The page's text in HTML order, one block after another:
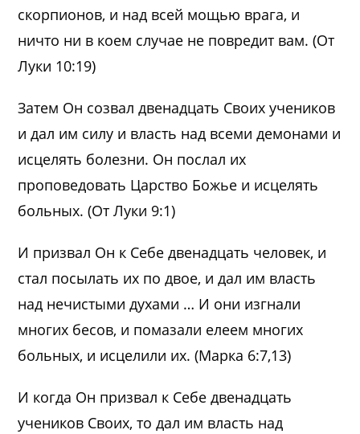
скорпионов, и над всей мощью врага, и
ничто ни в коем случае не повредит вам. (От
Луки 10:19)
Затем Он созвал двенадцать Своих учеников
и дал им силу и власть над всеми демонами и
исцелять болезни. Он послал их
проповедовать Царство Божье и исцелять
больных. (От Луки 9:1)
И призвал Он к Себе двенадцать человек, и
стал посылать их по двое, и дал им власть
над нечистыми духами … И они изгнали
многих бесов, и помазали елеем многих
больных, и исцелили их. (Марка 6:7,13)
И когда Он призвал к Себе двенадцать
учеников Своих, то дал им власть над